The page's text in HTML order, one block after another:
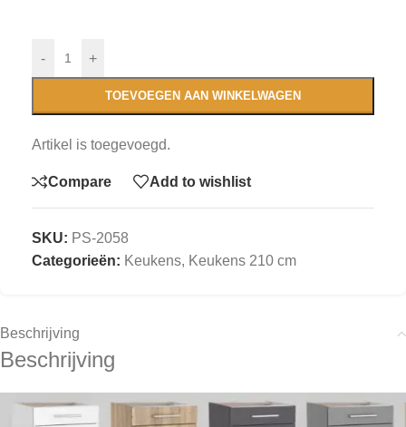
- +
TOEVOEGEN AAN WINKELWAGEN
Artikel is toegevoegd.
Compare Add to wishlist
SKU: PS-2058
Categorieën: Keukens, Keukens 210 cm
Beschrijving
Beschrijving